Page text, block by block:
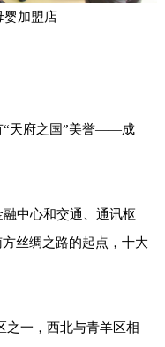
婴加盟店
“天府之国”美誉——成
中心和交通、通讯枢
丝绸之路的起点，十大
一，西北与青羊区相